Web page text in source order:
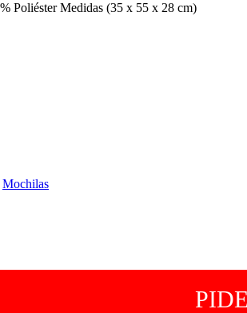
Poliéster Medidas (35 x 55 x 28 cm)
Mochilas